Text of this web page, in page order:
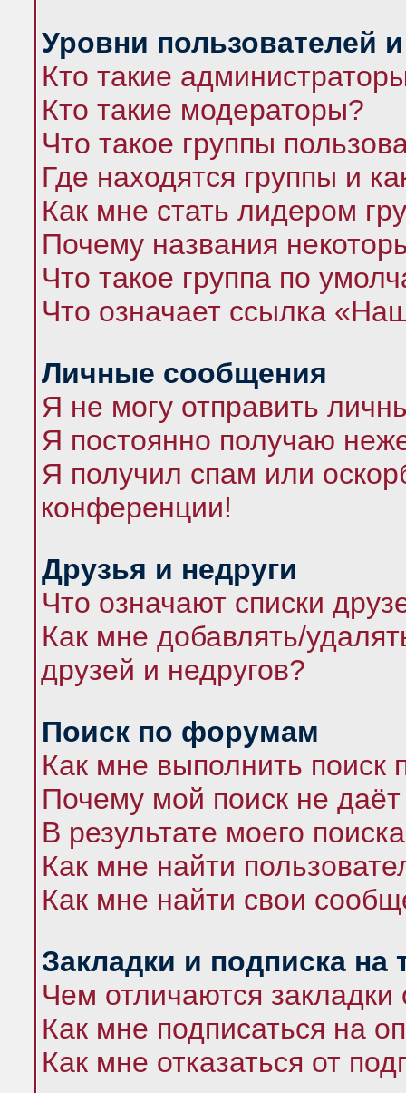
Уровни пользователей
Кто такие
Кто такие модераторы?
Что такое группы
Где находятся группы и
Как мне стать лидером
Почему названия
Что такое группа по
Что означает ссылка
Личные сообщения
Я не могу отправить
Я постоянно получаю
Я получил спам или
конференции!
Друзья и недруги
Что означают списки
Как мне добавлять/
друзей и недругов?
Поиск по форумам
Как мне выполнить
Почему мой поиск не даёт
В результате моего
Как мне найти
Как мне найти свои
Закладки и подписка на
Чем отличаются закладки
Как мне подписаться на
Как мне отказаться от